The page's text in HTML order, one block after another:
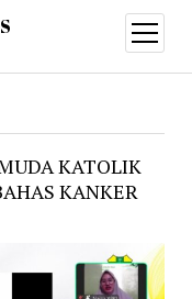
open
menu
KATOLIK
KANKER